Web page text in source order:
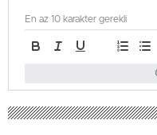
En az 10 karakter gerekli